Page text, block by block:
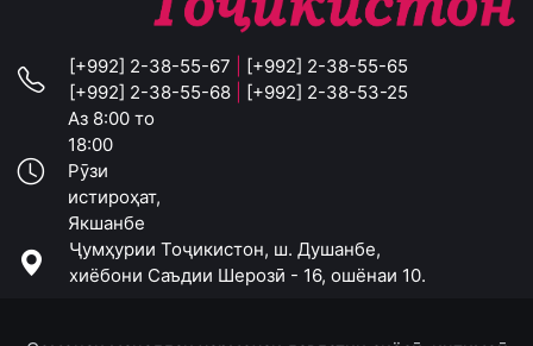
[+992] 2-38-55-67
[+992] 2-38-55-65
[+992] 2-38-55-68
[+992] 2-38-53-25
Аз 8:00 то
18:00
Рӯзи
истироҳат,
Якшанбе
Ҷумҳурии Тоҷикистон, ш. Душанбе,
хиёбони Саъдии Шерозӣ - 16, ошёнаи 10.